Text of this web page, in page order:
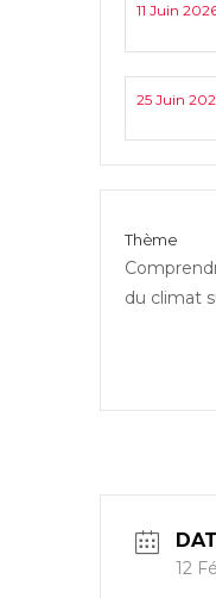
11 Juin
25 Juin
Thème
du climat
12